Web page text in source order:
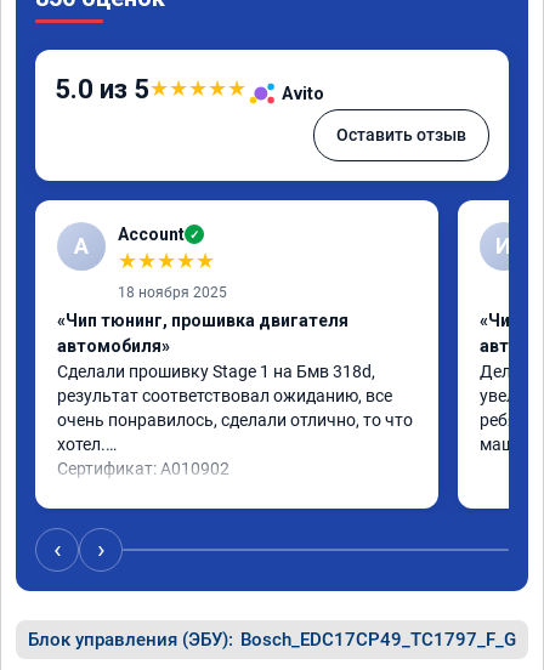
5.0 из 5★★★★★ Avito
Оставить отзыв
A Account ✓
★★★★★
18 ноября 2025
«Чип тюнинг, прошивка двигателя
автомобиля»
Сделали прошивку Stage 1 на Бмв 318d,
результат соответствовал ожиданию, все
очень понравилось, сделали отлично, то что
хотел.
Сертификат: A010902
И
«Чип
Делали
ребята
машина
‹ ›
Блок управления (ЭБУ): Bosch_EDC17CP49_TC1797_F_G